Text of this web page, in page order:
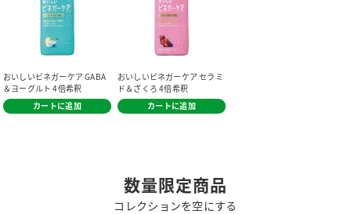
おいしいビネガーケア GABA
＆ヨーグルト 4倍希釈
カートに追加
おいしいビネガーケア セラミ
ド＆ざくろ 4倍希釈
カートに追加
数量限定商品
コレクションを空にする